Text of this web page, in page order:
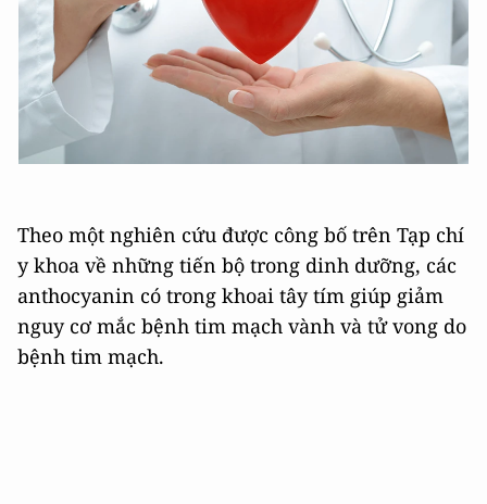
Theo một nghiên cứu được công bố trên Tạp chí
y khoa về những tiến bộ trong dinh dưỡng, các
anthocyanin có trong khoai tây tím giúp giảm
nguy cơ mắc bệnh tim mạch vành và tử vong do
bệnh tim mạch.